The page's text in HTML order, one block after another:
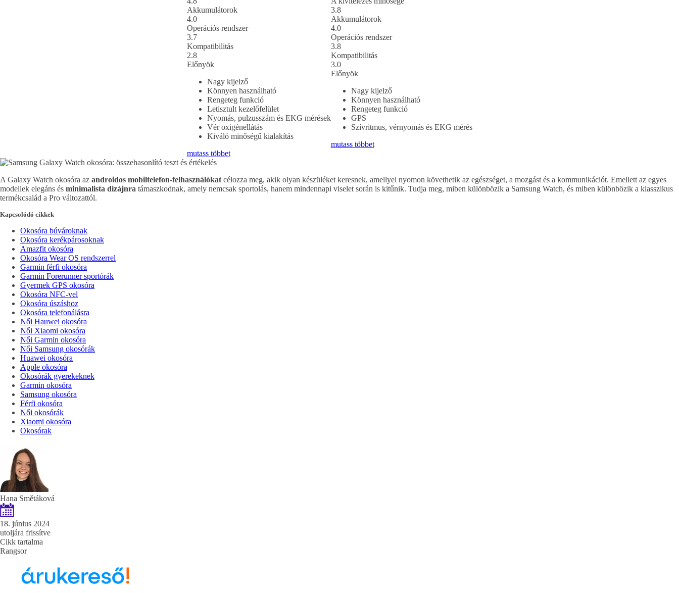
Akkumulátorok
4.0
Operációs rendszer
3.7
Kompatibilitás
2.8
Előnyök
Nagy kijelző
Könnyen használható
Rengeteg funkció
Letisztult kezelőfelület
Nyomás, pulzusszám és EKG mérések
Vér oxigénellátás
Kiváló minőségű kialakítás
mutass többet
3.8
Akkumulátorok
4.0
Operációs rendszer
3.8
Kompatibilitás
3.0
Előnyök
Nagy kijelző
Könnyen használható
Rengeteg funkció
GPS
Szívritmus, vérnyomás és EKG mérés
mutass többet
A Galaxy Watch okosóra az androidos mobiltelefon-felhasználókat célozza meg, akik olyan készüléket keresnek, amellyel nyomon követhetik az egészséget, a mozgást és a kommunikációt. Emellett az egyes
modellek elegáns és minimalista dizájnra támaszkodnak, amely nemcsak sportolás, hanem mindennapi viselet során is kitűnik. Tudja meg, miben különbözik a Samsung Watch, és miben különbözik a klasszikus
termékcsalád a Pro változattól.
Kapcsolódó cikkek
Okosóra búvároknak
Okosóra kerékpárosoknak
Amazfit okosóra
Okosóra Wear OS rendszerrel
Garmin férfi okosóra
Garmin Forerunner sportórák
Gyermek GPS okosóra
Okosóra NFC-vel
Okosóra úszáshoz
Okosóra telefonálásra
Női Hauwei okosóra
Női Xiaomi okosóra
Női Garmin okosóra
Női Samsung okosórák
Huawei okosóra
Apple okosóra
Okosórák gyerekeknek
Garmin okosóra
Samsung okosóra
Férfi okosóra
Női okosórák
Xiaomi okosóra
Okosórak
Hana Smětáková
18. június 2024
utoljára frissítve
Cikk tartalma
Rangsor